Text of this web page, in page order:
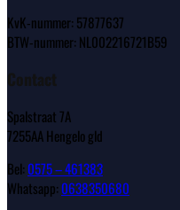
KvK-nummer: 57877637
BTW-nummer: NL002216721B59
Contact
Spalstraat 7A
7255AA Hengelo gld
Bel:0575 – 461383
Whatsapp:0638350680